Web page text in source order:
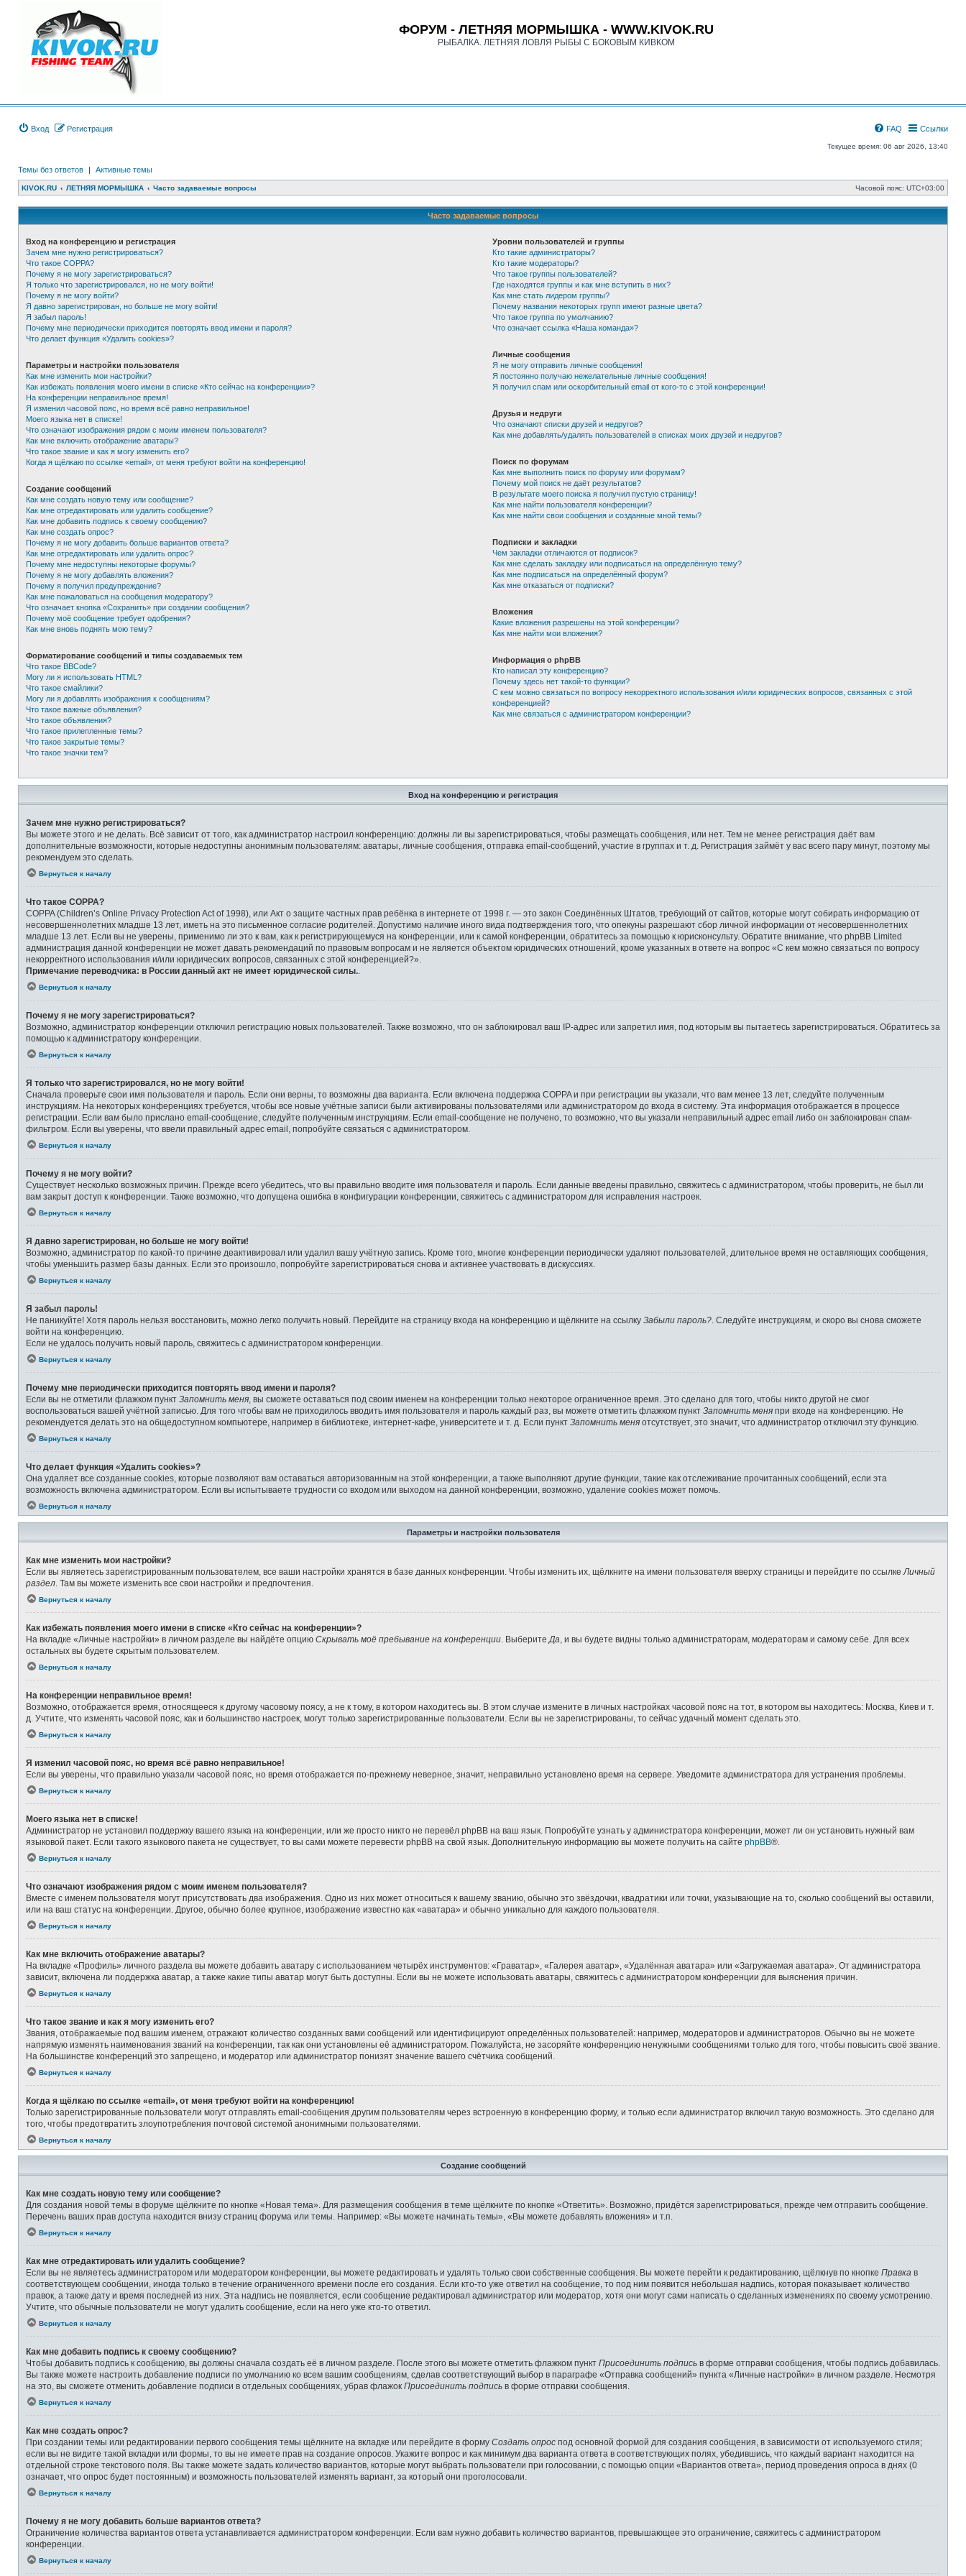
ФОРУМ - ЛЕТНЯЯ МОРМЫШКА - WWW.KIVOK.RU
РЫБАЛКА. ЛЕТНЯЯ ЛОВЛЯ РЫБЫ С БОКОВЫМ КИВКОМ
Вход Регистрация Ссылки
FAQ
Текущее время: 06 авг 2026, 13:40
Темы без ответов | Активные темы
KIVOK.RU ЛЕТНЯЯ МОРМЫШКА Часто задаваемые вопросы Часовой пояс: UTC+03:00
Часто задаваемые вопросы
Вход на конференцию и регистрация
Зачем мне нужно регистрироваться?
Что такое COPPA?
Почему я не могу зарегистрироваться?
Я только что зарегистрировался, но не могу войти!
Почему я не могу войти?
Я давно зарегистрирован, но больше не могу войти!
Я забыл пароль!
Почему мне периодически приходится повторять ввод имени и пароля?
Что делает функция «Удалить cookies»?
Параметры и настройки пользователя
Как мне изменить мои настройки?
Как избежать появления моего имени в списке «Кто сейчас на конференции»?
На конференции неправильное время!
Я изменил часовой пояс, но время всё равно неправильное!
Моего языка нет в списке!
Что означают изображения рядом с моим именем пользователя?
Как мне включить отображение аватары?
Что такое звание и как я могу изменить его?
Когда я щёлкаю по ссылке «email», от меня требуют войти на конференцию!
Создание сообщений
Как мне создать новую тему или сообщение?
Как мне отредактировать или удалить сообщение?
Как мне добавить подпись к своему сообщению?
Как мне создать опрос?
Почему я не могу добавить больше вариантов ответа?
Как мне отредактировать или удалить опрос?
Почему мне недоступны некоторые форумы?
Почему я не могу добавлять вложения?
Почему я получил предупреждение?
Как мне пожаловаться на сообщения модератору?
Что означает кнопка «Сохранить» при создании сообщения?
Почему моё сообщение требует одобрения?
Как мне вновь поднять мою тему?
Форматирование сообщений и типы создаваемых тем
Что такое BBCode?
Могу ли я использовать HTML?
Что такое смайлики?
Могу ли я добавлять изображения к сообщениям?
Что такое важные объявления?
Что такое объявления?
Что такое прилепленные темы?
Что такое закрытые темы?
Что такое значки тем?
Уровни пользователей и группы
Кто такие администраторы?
Кто такие модераторы?
Что такое группы пользователей?
Где находятся группы и как мне вступить в них?
Как мне стать лидером группы?
Почему названия некоторых групп имеют разные цвета?
Что такое группа по умолчанию?
Что означает ссылка «Наша команда»?
Личные сообщения
Я не могу отправить личные сообщения!
Я постоянно получаю нежелательные личные сообщения!
Я получил спам или оскорбительный email от кого-то с этой конференции!
Друзья и недруги
Что означают списки друзей и недругов?
Как мне добавлять/удалять пользователей в списках моих друзей и недругов?
Поиск по форумам
Как мне выполнить поиск по форуму или форумам?
Почему мой поиск не даёт результатов?
В результате моего поиска я получил пустую страницу!
Как мне найти пользователя конференции?
Как мне найти свои сообщения и созданные мной темы?
Подписки и закладки
Чем закладки отличаются от подписок?
Как мне сделать закладку или подписаться на определённую тему?
Как мне подписаться на определённый форум?
Как мне отказаться от подписки?
Вложения
Какие вложения разрешены на этой конференции?
Как мне найти мои вложения?
Информация о phpBB
Кто написал эту конференцию?
Почему здесь нет такой-то функции?
С кем можно связаться по вопросу некорректного использования и/или юридических вопросов, связанных с этой
конференцией?
Как мне связаться с администратором конференции?
Вход на конференцию и регистрация
Зачем мне нужно регистрироваться?
Вы можете этого и не делать. Всё зависит от того, как администратор настроил конференцию: должны ли вы зарегистрироваться, чтобы размещать сообщения, или нет. Тем не менее регистрация даёт вам
дополнительные возможности, которые недоступны анонимным пользователям: аватары, личные сообщения, отправка email-сообщений, участие в группах и т. д. Регистрация займёт у вас всего пару минут, поэтому мы
рекомендуем это сделать.
Вернуться к началу
Что такое COPPA?
COPPA (Children’s Online Privacy Protection Act of 1998), или Акт о защите частных прав ребёнка в интернете от 1998 г. — это закон Соединённых Штатов, требующий от сайтов, которые могут собирать информацию от
несовершеннолетних младше 13 лет, иметь на это письменное согласие родителей. Допустимо наличие иного вида подтверждения того, что опекуны разрешают сбор личной информации от несовершеннолетних
младше 13 лет. Если вы не уверены, применимо ли это к вам, как к регистрирующемуся на конференции, или к самой конференции, обратитесь за помощью к юрисконсульту. Обратите внимание, что phpBB Limited
администрация данной конференции не может давать рекомендаций по правовым вопросам и не является объектом юридических отношений, кроме указанных в ответе на вопрос «С кем можно связаться по вопросу
некорректного использования и/или юридических вопросов, связанных с этой конференцией?».
Примечание переводчика: в России данный акт не имеет юридической силы.
Вернуться к началу
Почему я не могу зарегистрироваться?
Возможно, администратор конференции отключил регистрацию новых пользователей. Также возможно, что он заблокировал ваш IP-адрес или запретил имя, под которым вы пытаетесь зарегистрироваться. Обратитесь за
помощью к администратору конференции.
Вернуться к началу
Я только что зарегистрировался, но не могу войти!
Сначала проверьте свои имя пользователя и пароль. Если они верны, то возможны два варианта. Если включена поддержка COPPA и при регистрации вы указали, что вам менее 13 лет, следуйте полученным
инструкциям. На некоторых конференциях требуется, чтобы все новые учётные записи были активированы пользователями или администратором до входа в систему. Эта информация отображается в процессе
регистрации. Если вам было прислано email-сообщение, следуйте полученным инструкциям. Если email-сообщение не получено, то возможно, что вы указали неправильный адрес email либо он заблокирован спам-
фильтром. Если вы уверены, что ввели правильный адрес email, попробуйте связаться с администратором.
Вернуться к началу
Почему я не могу войти?
Существует несколько возможных причин. Прежде всего убедитесь, что вы правильно вводите имя пользователя и пароль. Если данные введены правильно, свяжитесь с администратором, чтобы проверить, не был ли
вам закрыт доступ к конференции. Также возможно, что допущена ошибка в конфигурации конференции, свяжитесь с администратором для исправления настроек.
Вернуться к началу
Я давно зарегистрирован, но больше не могу войти!
Возможно, администратор по какой-то причине деактивировал или удалил вашу учётную запись. Кроме того, многие конференции периодически удаляют пользователей, длительное время не оставляющих сообщения,
чтобы уменьшить размер базы данных. Если это произошло, попробуйте зарегистрироваться снова и активнее участвовать в дискуссиях.
Вернуться к началу
Я забыл пароль!
Не паникуйте! Хотя пароль нельзя восстановить, можно легко получить новый. Перейдите на страницу входа на конференцию и щёлкните на ссылку Забыли пароль? . Следуйте инструкциям, и скоро вы снова сможете
войти на конференцию.
Если не удалось получить новый пароль, свяжитесь с администратором конференции.
Вернуться к началу
Почему мне периодически приходится повторять ввод имени и пароля?
Если вы не отметили флажком пункт Запомнить меня , вы сможете оставаться под своим именем на конференции только некоторое ограниченное время. Это сделано для того, чтобы никто другой не смог
воспользоваться вашей учётной записью. Для того чтобы вам не приходилось вводить имя пользователя и пароль каждый раз, вы можете отметить флажком пункт Запомнить меня при входе на конференцию. Не
рекомендуется делать это на общедоступном компьютере, например в библиотеке, интернет-кафе, университете и т. д. Если пункт Запомнить меня отсутствует, это значит, что администратор отключил эту функцию.
Вернуться к началу
Что делает функция «Удалить cookies»?
Она удаляет все созданные cookies, которые позволяют вам оставаться авторизованным на этой конференции, а также выполняют другие функции, такие как отслеживание прочитанных сообщений, если эта
возможность включена администратором. Если вы испытываете трудности со входом или выходом на данной конференции, возможно, удаление cookies может помочь.
Вернуться к началу
Параметры и настройки пользователя
Как мне изменить мои настройки?
Если вы являетесь зарегистрированным пользователем, все ваши настройки хранятся в базе данных конференции. Чтобы изменить их, щёлкните на имени пользователя вверху страницы и перейдите по ссылке Личный
раздел . Там вы можете изменить все свои настройки и предпочтения.
Вернуться к началу
Как избежать появления моего имени в списке «Кто сейчас на конференции»?
На вкладке «Личные настройки» в личном разделе вы найдёте опцию Скрывать моё пребывание на конференции . Выберите Да , и вы будете видны только администраторам, модераторам и самому себе. Для всех
остальных вы будете скрытым пользователем.
Вернуться к началу
На конференции неправильное время!
Возможно, отображается время, относящееся к другому часовому поясу, а не к тому, в котором находитесь вы. В этом случае измените в личных настройках часовой пояс на тот, в котором вы находитесь: Москва, Киев и т.
д. Учтите, что изменять часовой пояс, как и большинство настроек, могут только зарегистрированные пользователи. Если вы не зарегистрированы, то сейчас удачный момент сделать это.
Вернуться к началу
Я изменил часовой пояс, но время всё равно неправильное!
Если вы уверены, что правильно указали часовой пояс, но время отображается по-прежнему неверное, значит, неправильно установлено время на сервере. Уведомите администратора для устранения проблемы.
Вернуться к началу
Моего языка нет в списке!
Администратор не установил поддержку вашего языка на конференции, или же просто никто не перевёл phpBB на ваш язык. Попробуйте узнать у администратора конференции, может ли он установить нужный вам
языковой пакет. Если такого языкового пакета не существует, то вы сами можете перевести phpBB на свой язык. Дополнительную информацию вы можете получить на сайте phpBB®.
Вернуться к началу
Что означают изображения рядом с моим именем пользователя?
Вместе с именем пользователя могут присутствовать два изображения. Одно из них может относиться к вашему званию, обычно это звёздочки, квадратики или точки, указывающие на то, сколько сообщений вы оставили,
или на ваш статус на конференции. Другое, обычно более крупное, изображение известно как «аватара» и обычно уникально для каждого пользователя.
Вернуться к началу
Как мне включить отображение аватары?
На вкладке «Профиль» личного раздела вы можете добавить аватару с использованием четырёх инструментов: «Граватар», «Галерея аватар», «Удалённая аватара» или «Загружаемая аватара». От администратора
зависит, включена ли поддержка аватар, а также какие типы аватар могут быть доступны. Если вы не можете использовать аватары, свяжитесь с администратором конференции для выяснения причин.
Вернуться к началу
Что такое звание и как я могу изменить его?
Звания, отображаемые под вашим именем, отражают количество созданных вами сообщений или идентифицируют определённых пользователей: например, модераторов и администраторов. Обычно вы не можете
напрямую изменять наименования званий на конференции, так как они установлены её администратором. Пожалуйста, не засоряйте конференцию ненужными сообщениями только для того, чтобы повысить своё звание.
На большинстве конференций это запрещено, и модератор или администратор понизят значение вашего счётчика сообщений.
Вернуться к началу
Когда я щёлкаю по ссылке «email», от меня требуют войти на конференцию!
Только зарегистрированные пользователи могут отправлять email-сообщения другим пользователям через встроенную в конференцию форму, и только если администратор включил такую возможность. Это сделано для
того, чтобы предотвратить злоупотребления почтовой системой анонимными пользователями.
Вернуться к началу
Создание сообщений
Как мне создать новую тему или сообщение?
Для создания новой темы в форуме щёлкните по кнопке «Новая тема». Для размещения сообщения в теме щёлкните по кнопке «Ответить». Возможно, придётся зарегистрироваться, прежде чем отправить сообщение.
Перечень ваших прав доступа находится внизу страниц форума или темы. Например: «Вы можете начинать темы», «Вы можете добавлять вложения» и т.п.
Вернуться к началу
Как мне отредактировать или удалить сообщение?
Если вы не являетесь администратором или модератором конференции, вы можете редактировать и удалять только свои собственные сообщения. Вы можете перейти к редактированию, щёлкнув по кнопке Правка в
соответствующем сообщении, иногда только в течение ограниченного времени после его создания. Если кто-то уже ответил на сообщение, то под ним появится небольшая надпись, которая показывает количество
правок, а также дату и время последней из них. Эта надпись не появляется, если сообщение редактировал администратор или модератор, хотя они могут сами написать о сделанных изменениях по своему усмотрению.
Учтите, что обычные пользователи не могут удалить сообщение, если на него уже кто-то ответил.
Вернуться к началу
Как мне добавить подпись к своему сообщению?
Чтобы добавить подпись к сообщению, вы должны сначала создать её в личном разделе. После этого вы можете отметить флажком пункт Присоединить подпись в форме отправки сообщения, чтобы подпись добавилась.
Вы также можете настроить добавление подписи по умолчанию ко всем вашим сообщениям, сделав соответствующий выбор в параграфе «Отправка сообщений» пункта «Личные настройки» в личном разделе. Несмотря
на это, вы сможете отменить добавление подписи в отдельных сообщениях, убрав флажок Присоединить подпись в форме отправки сообщения.
Вернуться к началу
Как мне создать опрос?
При создании темы или редактировании первого сообщения темы щёлкните на вкладке или перейдите в форму Создать опрос под основной формой для создания сообщения, в зависимости от используемого стиля;
если вы не видите такой вкладки или формы, то вы не имеете прав на создание опросов. Укажите вопрос и как минимум два варианта ответа в соответствующих полях, убедившись, что каждый вариант находится на
отдельной строке текстового поля. Вы также можете задать количество вариантов, которые могут выбрать пользователи при голосовании, с помощью опции «Вариантов ответа», период проведения опроса в днях (0
означает, что опрос будет постоянным) и возможность пользователей изменять вариант, за который они проголосовали.
Вернуться к началу
Почему я не могу добавить больше вариантов ответа?
Ограничение количества вариантов ответа устанавливается администратором конференции. Если вам нужно добавить количество вариантов, превышающее это ограничение, свяжитесь с администратором
конференции.
Вернуться к началу